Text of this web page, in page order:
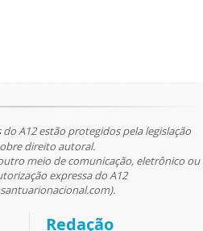
A12 estão protegidos pela legislação
direito autoral.
meio de comunicação, eletrônico ou
expressa do A12
Redação